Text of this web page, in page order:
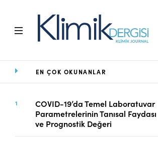
Ana Sayfa
Amaç ve Kapsam
Açık Erişim İlkesi
Yayın Kurulu
EN ÇOK OKUNANLAR
COVID-19’da Temel Laboratuvar
Parametrelerinin Tanısal Faydası
ve Prognostik Değeri